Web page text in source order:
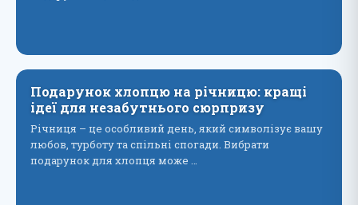
Подарунок хлопцю на річницю: кращі
ідеї для незабутнього сюрпризу
Річниця – це особливий день, який символізує вашу
любов, турботу та спільні спогади. Вибрати
подарунок для хлопця може …